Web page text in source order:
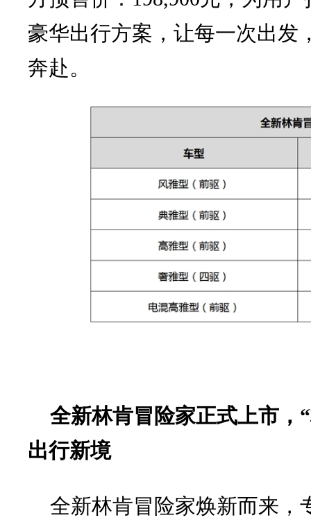
豪华出行方案，让每一次出发
奔赴。
全新林肯冒险家正式上市，
出行新境
全新林肯冒险家焕新而来，